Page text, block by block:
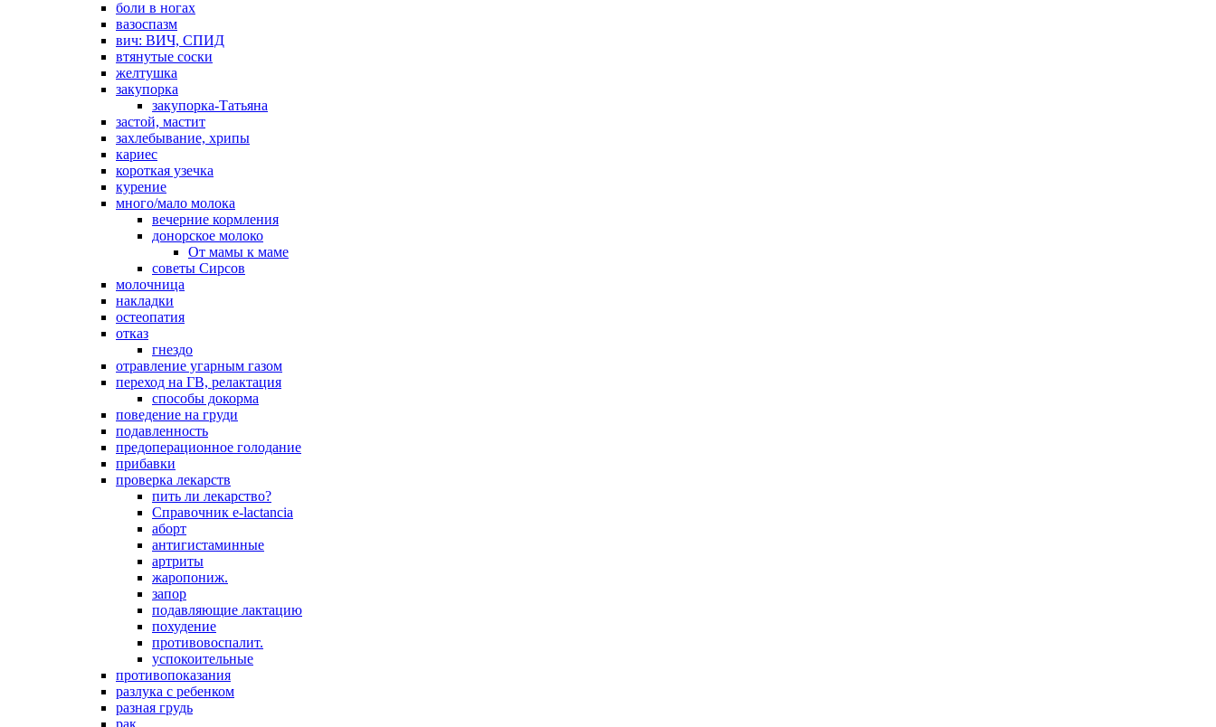
боли в ногах
вазоспазм
вич: ВИЧ, СПИД
втянутые соски
желтушка
закупорка
закупорка-Татьяна
застой, мастит
захлебывание, хрипы
кариес
короткая узечка
курение
много/мало молока
вечерние кормления
донорское молоко
От мамы к маме
советы Сирсов
молочница
накладки
остеопатия
отказ
гнездо
отравление угарным газом
переход на ГВ, релактация
способы докорма
поведение на груди
подавленность
предоперационное голодание
прибавки
проверка лекарств
пить ли лекарство?
Справочник e-lactancia
аборт
антигистаминные
артриты
жаропониж.
запор
подавляющие лактацию
похудение
противовоспалит.
успокоительные
противопоказания
разлука с ребенком
разная грудь
рак